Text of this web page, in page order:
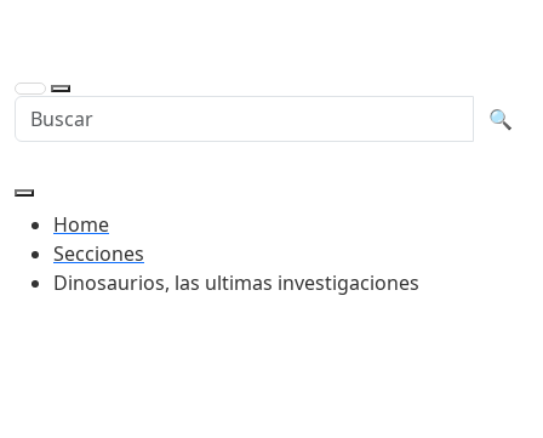
Buscar en la web 🔍
Home
Secciones
Dinosaurios, las ultimas investigaciones